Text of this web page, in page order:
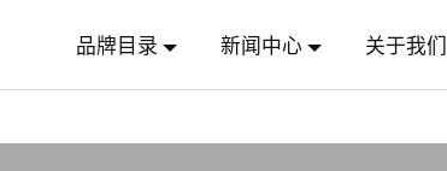
品牌目录 新闻中心 关于我们